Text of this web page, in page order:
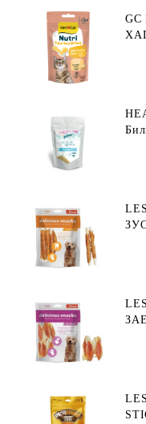
GC
STICK 14 X